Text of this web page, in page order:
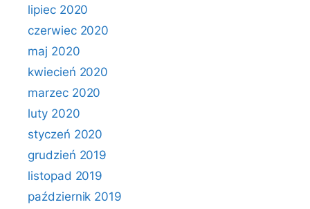
lipiec 2020
czerwiec 2020
maj 2020
kwiecień 2020
marzec 2020
luty 2020
styczeń 2020
grudzień 2019
listopad 2019
październik 2019